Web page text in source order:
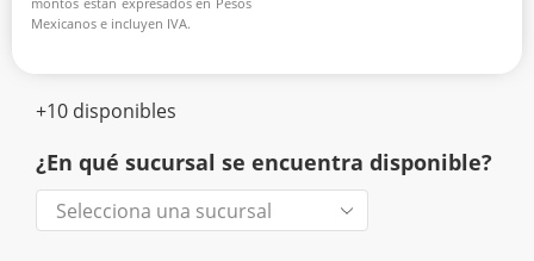
Mexicanos e incluyen IVA.
+10 disponibles
¿En qué sucursal se encuentra disponible?